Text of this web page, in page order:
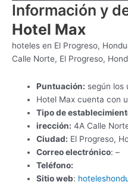
Información y
Hotel Max
hoteles en El Progreso,
Calle Norte, El Progreso,
Puntuación: según los
Hotel Max cuenta con
Tipo de
irección: 4A Calle
Ciudad: El Progreso,
Correo electrónico: –
Teléfono:
Sitio web: